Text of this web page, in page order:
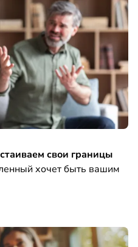
свои границы
хочет быть вашим